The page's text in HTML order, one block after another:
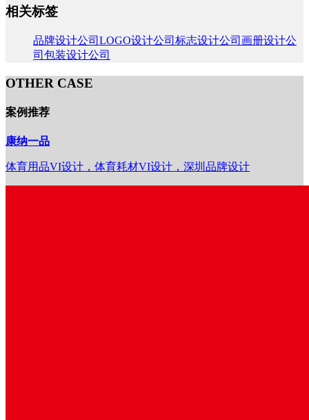
相关标签
品牌设计公司 LOGO设计公司 标志设计公司 画册设计公
司 包装设计公司
OTHER CASE
案例推荐
康纳一品
体育用品VI设计，体育耗材VI设计，深圳品牌设计